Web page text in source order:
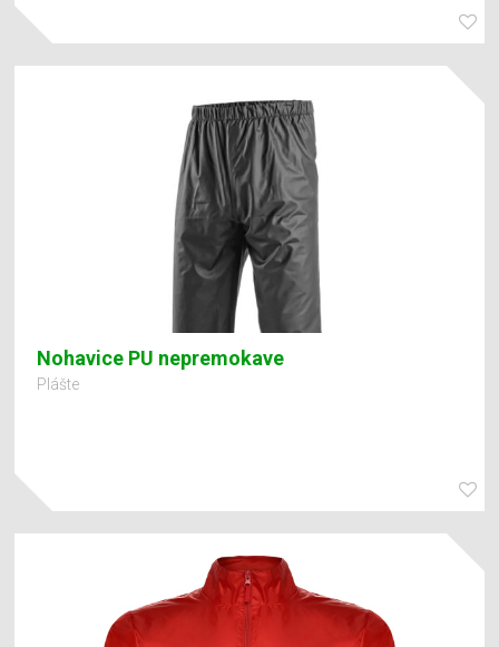
Nohavice PU nepremokave
Plášte